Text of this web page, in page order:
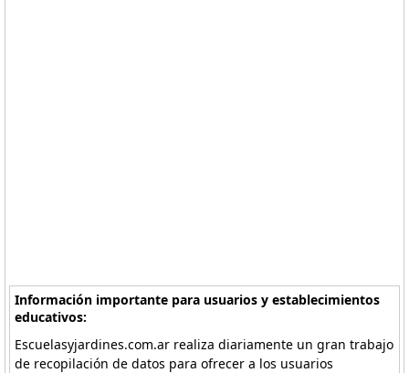
Información importante para usuarios y establecimientos
educativos:
Escuelasyjardines.com.ar realiza diariamente un gran trabajo
de recopilación de datos para ofrecer a los usuarios